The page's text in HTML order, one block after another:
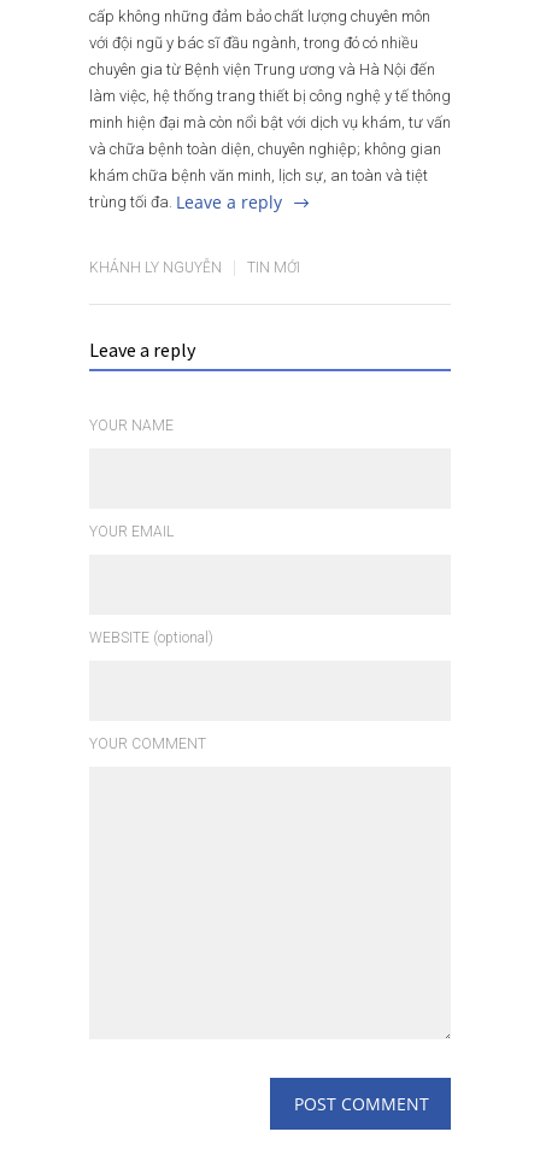
cấp không những đảm bảo chất lượng chuyên môn
với đội ngũ y bác sĩ đầu ngành, trong đó có nhiều
chuyên gia từ Bệnh viện Trung ương và Hà Nội đến
làm việc, hệ thống trang thiết bị công nghệ y tế thông
minh hiện đại mà còn nổi bật với dịch vụ khám, tư vấn
và chữa bệnh toàn diện, chuyên nghiệp; không gian
khám chữa bệnh văn minh, lịch sự, an toàn và tiệt
trùng tối đa. Leave a reply
KHÁNH LY NGUYỄN TIN MỚI
Leave a reply
YOUR NAME
YOUR EMAIL
WEBSITE (optional)
YOUR COMMENT